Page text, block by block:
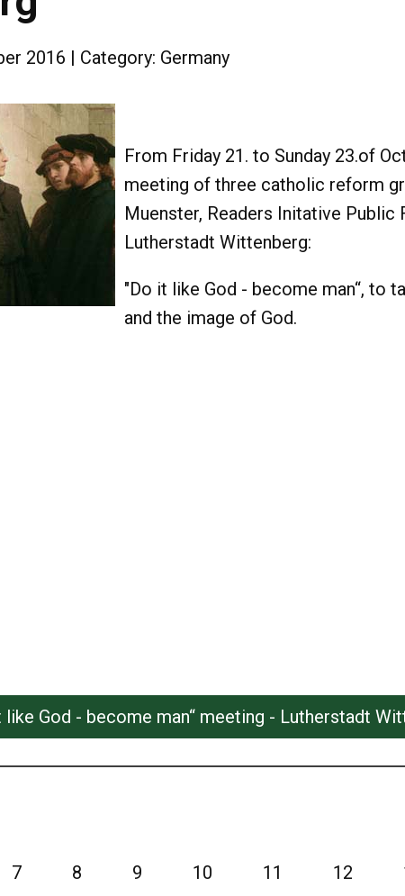
2016 Category: Germany
From Friday 21. to Sunday 23.of
meeting of three catholic reform
Muenster, Readers Initative Public
Lutherstadt Wittenberg:
"Do it like God - become man“, to
and the image of God.
like God - become man“ meeting - Lutherstadt
7 8 9 10 11 12